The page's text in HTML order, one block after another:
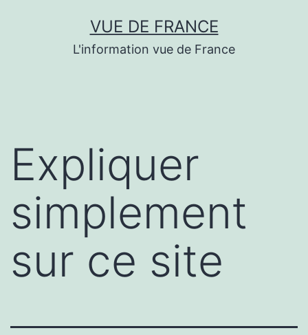
VUE DE FRANCE
L'information vue de France
Expliquer
simplement
sur ce site